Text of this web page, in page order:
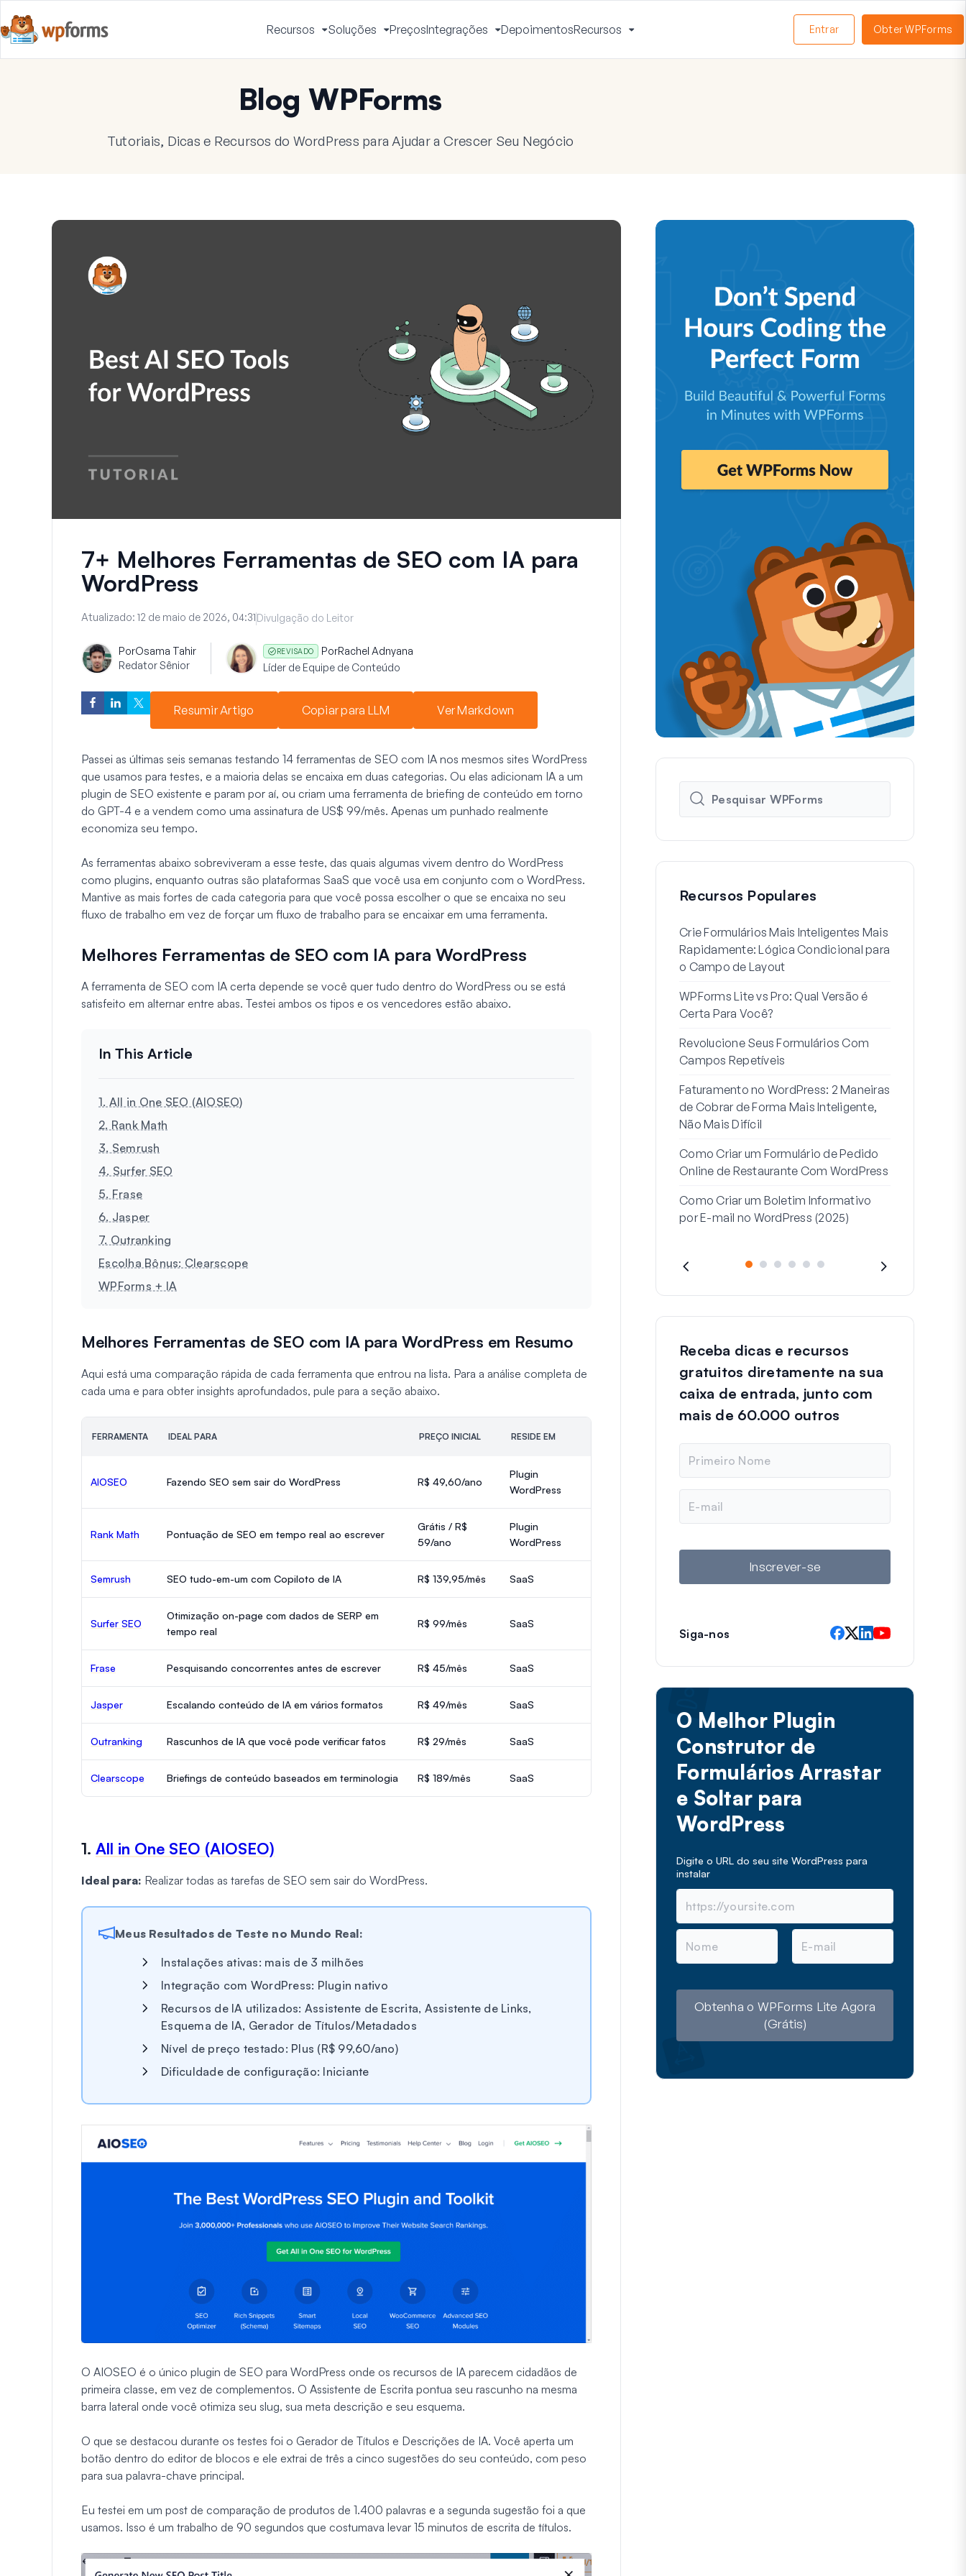
Recursos
Alternar
Menu
Soluções
Alternar
Menu
PreçosIntegrações
Alternar
Menu
DepoimentosRecursos
Menu
Entrar Obter WPForms
Blog WPForms
Tutoriais, Dicas e Recursos do WordPress para Ajudar a Crescer Seu Negócio
7+ Melhores Ferramentas de SEO com IA para
WordPress
Atualizado: 12 de maio de 2026, 04:31Divulgação do Leitor
PorOsama Tahir
Redator Sênior
REVISADO PorRachel Adnyana
Líder de Equipe de Conteúdo
Resumir Artigo Copiar para LLM Ver Markdown
Passei as últimas seis semanas testando 14 ferramentas de SEO com IA nos mesmos sites WordPress
que usamos para testes, e a maioria delas se encaixa em duas categorias. Ou elas adicionam IA a um
plugin de SEO existente e param por aí, ou criam uma ferramenta de briefing de conteúdo em torno
do GPT-4 e a vendem como uma assinatura de US$ 99/mês. Apenas um punhado realmente
economiza seu tempo.
As ferramentas abaixo sobreviveram a esse teste, das quais algumas vivem dentro do WordPress
como plugins, enquanto outras são plataformas SaaS que você usa em conjunto com o WordPress.
Mantive as mais fortes de cada categoria para que você possa escolher o que se encaixa no seu
fluxo de trabalho em vez de forçar um fluxo de trabalho para se encaixar em uma ferramenta.
Melhores Ferramentas de SEO com IA para WordPress
A ferramenta de SEO com IA certa depende se você quer tudo dentro do WordPress ou se está
satisfeito em alternar entre abas. Testei ambos os tipos e os vencedores estão abaixo.
1. All in One SEO (AIOSEO)
2. Rank Math
3. Semrush
4. Surfer SEO
5. Frase
6. Jasper
7. Outranking
Escolha Bônus: Clearscope
WPForms + IA
Melhores Ferramentas de SEO com IA para WordPress em Resumo
Aqui está uma comparação rápida de cada ferramenta que entrou na lista. Para a análise completa de
cada uma e para obter insights aprofundados, pule para a seção abaixo.
FERRAMENTA IDEAL PARA PREÇO INICIAL RESIDE EM
AIOSEO Fazendo SEO sem sair do WordPress R$ 49,60/ano
Plugin
WordPress
Rank Math Pontuação de SEO em tempo real ao escrever
Grátis / R$
59/ano
Plugin
WordPress
Semrush SEO tudo-em-um com Copiloto de IA R$ 139,95/mês SaaS
Surfer SEO
Otimização on-page com dados de SERP em
tempo real
R$ 99/mês SaaS
Frase Pesquisando concorrentes antes de escrever R$ 45/mês SaaS
Jasper Escalando conteúdo de IA em vários formatos R$ 49/mês SaaS
Outranking Rascunhos de IA que você pode verificar fatos R$ 29/mês SaaS
Clearscope Briefings de conteúdo baseados em terminologia R$ 189/mês SaaS
1. All in One SEO (AIOSEO)
Ideal para: Realizar todas as tarefas de SEO sem sair do WordPress.
Meus Resultados de Teste no Mundo Real:
Instalações ativas: mais de 3 milhões
Integração com WordPress: Plugin nativo
Recursos de IA utilizados: Assistente de Escrita, Assistente de Links,
Esquema de IA, Gerador de Títulos/Metadados
Nível de preço testado: Plus (R$ 99,60/ano)
Dificuldade de configuração: Iniciante
O AIOSEO é o único plugin de SEO para WordPress onde os recursos de IA parecem cidadãos de
primeira classe, em vez de complementos. O Assistente de Escrita pontua seu rascunho na mesma
barra lateral onde você otimiza seu slug, sua meta descrição e seu esquema.
O que se destacou durante os testes foi o Gerador de Títulos e Descrições de IA. Você aperta um
botão dentro do editor de blocos e ele extrai de três a cinco sugestões do seu conteúdo, com peso
para sua palavra-chave principal.
Eu testei em um post de comparação de produtos de 1.400 palavras e a segunda sugestão foi a que
usamos. Isso é um trabalho de 90 segundos que costumava levar 15 minutos de escrita de títulos.
Recursos Populares
Crie Formulários Mais Inteligentes Mais
Rapidamente: Lógica Condicional para
o Campo de Layout
WPForms Lite vs Pro: Qual Versão é
Certa Para Você?
Revolucione Seus Formulários Com
Campos Repetíveis
Faturamento no WordPress: 2 Maneiras
de Cobrar de Forma Mais Inteligente,
Não Mais Difícil
Como Criar um Formulário de Pedido
Online de Restaurante Com WordPress
Como Criar um Boletim Informativo
por E-mail no WordPress (2025)
Receba dicas e recursos
gratuitos diretamente na sua
caixa de entrada, junto com
mais de 60.000 outros
m
e
m
i
Inscrever-se
Siga-nos
O Melhor Plugin
Construtor de
Formulários Arrastar
e Soltar para
WordPress
Digite o URL do seu site WordPress para
instalar
N
m
E
m
Obtenha o WPForms Lite Agora
(Grátis)